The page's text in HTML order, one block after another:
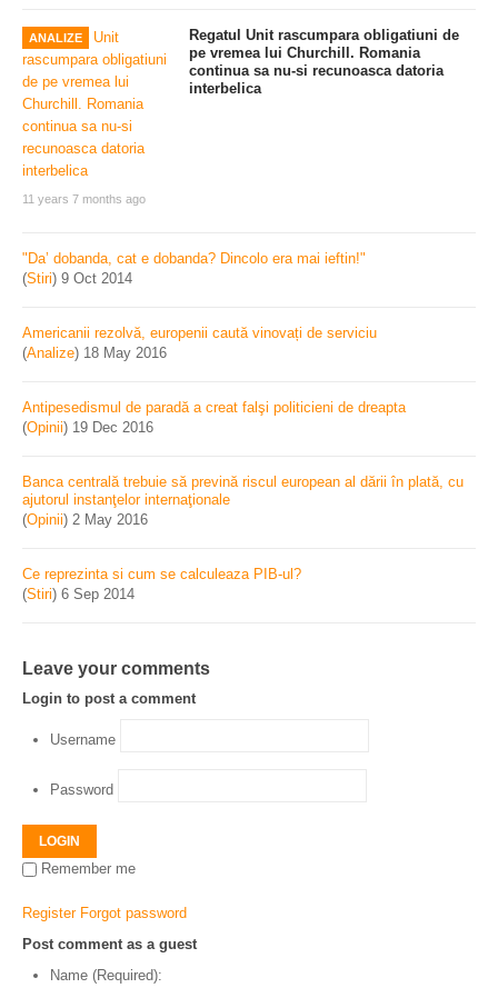
ANALIZE
11 years 7 months ago
Regatul Unit rascumpara obligatiuni de
pe vremea lui Churchill. Romania
continua sa nu-si recunoasca datoria
interbelica
"Da’ dobanda, cat e dobanda? Dincolo era mai ieftin!"
(Stiri) 9 Oct 2014
Americanii rezolvă, europenii caută vinovați de serviciu
(Analize) 18 May 2016
Antipesedismul de paradă a creat falşi politicieni de dreapta
(Opinii) 19 Dec 2016
Banca centrală trebuie să prevină riscul european al dării în plată, cu
ajutorul instanţelor internaţionale
(Opinii) 2 May 2016
Ce reprezinta si cum se calculeaza PIB-ul?
(Stiri) 6 Sep 2014
Leave your comments
Login to post a comment
Username
Password
LOGIN
Remember me
Register Forgot password
Post comment as a guest
Name (Required):